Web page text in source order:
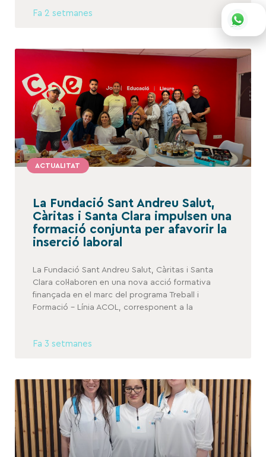
Fa 2 setmanes
ACTUALITAT
La Fundació Sant Andreu Salut,
Càritas i Santa Clara impulsen una
formació conjunta per afavorir la
inserció laboral
La Fundació Sant Andreu Salut, Càritas i Santa
Clara col·laboren en una nova acció formativa
finançada en el marc del programa Treball i
Formació – Línia ACOL, corresponent a la
Fa 3 setmanes